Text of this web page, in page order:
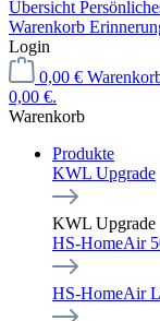
Übersicht
Warenkorb
Login
0,00 €
0,00 €.
Warenkorb
Produkte
KWL Upgrade
KWL Upgrade
HS-HomeAir
HS-HomeAir